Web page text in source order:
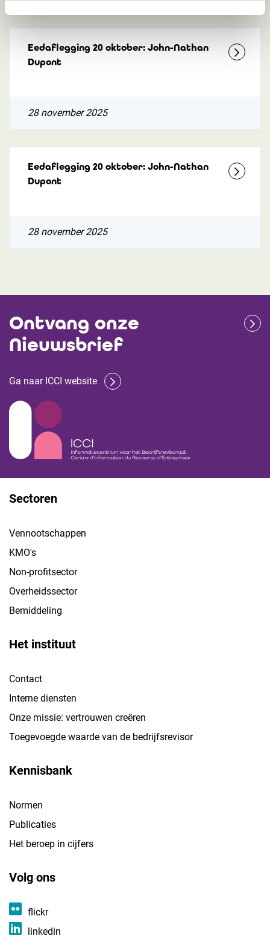
Eedaflegging 20 oktober: John-Nathan
Dupont
28 november 2025
Eedaflegging 20 oktober: John-Nathan
Dupont
28 november 2025
Ontvang onze
Nieuwsbrief
Ga naar ICCI website
Sectoren
Vennootschappen
KMO's
Non-profitsector
Overheidssector
Bemiddeling
Het instituut
Contact
Interne diensten
Onze missie: vertrouwen creëren
Toegevoegde waarde van de bedrijfsrevisor
Kennisbank
Normen
Publicaties
Het beroep in cijfers
Volg ons
flickr
linkedin